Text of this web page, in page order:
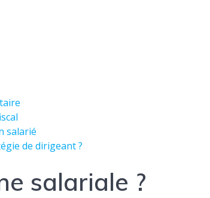
salarié
de dirigeant ?
salariale ?